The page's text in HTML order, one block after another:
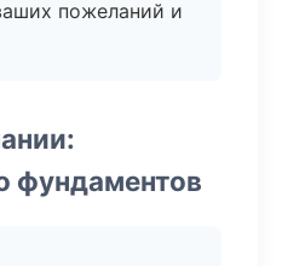
пожеланий и
фундаментов